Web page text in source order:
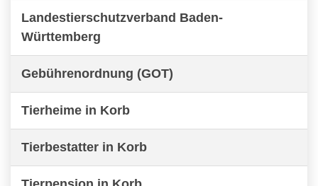
Landestierschutzverband Baden-
Württemberg
Gebührenordnung (GOT)
Tierheime in Korb
Tierbestatter in Korb